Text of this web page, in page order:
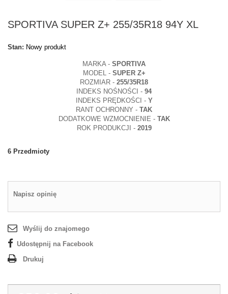
SPORTIVA SUPER Z+ 255/35R18 94Y XL
Stan: Nowy produkt
MARKA - SPORTIVA
MODEL - SUPER Z+
ROZMIAR - 255/35R18
INDEKS NOŚNOŚCI - 94
INDEKS PRĘDKOŚCI - Y
RANT OCHRONNY - TAK
DODATKOWE WZMOCNIENIE -TAK
ROK PRODUKCJI - 2019
6 Przedmioty
Napisz opinię
Wyślij do znajomego
Udostępnij na Facebook
Drukuj